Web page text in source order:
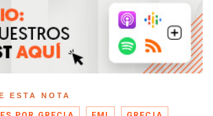
ESTA NOTA